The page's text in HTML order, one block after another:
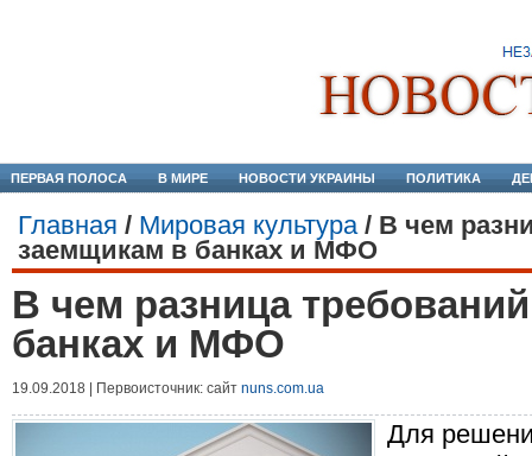
ПЕРВАЯ ПОЛОСА В МИРЕ НОВОСТИ УКРАИНЫ ПОЛИТИКА
Главная / Мировая культура/ В чем
заемщикам в банках и МФО
В чем разница
банках и МФО
19.09.2018 | Первоисточник: сайт nuns.com.ua
Для